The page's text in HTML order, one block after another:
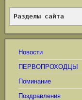
Разделы сайта
Новости
ПЕРВОПРОХОДЦЫ
Поминание
Поздравления